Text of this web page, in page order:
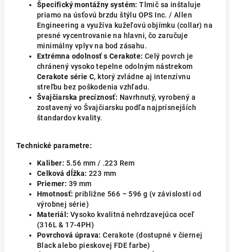
Špecifický montážny systém: Tlmič sa inštaluje
priamo na úsťovú brzdu štýlu OPS Inc. / Allen
Engineering a využíva kužeľovú objímku (collar) na
presné vycentrovanie na hlavni, čo zaručuje
minimálny vplyv na bod zásahu.
Extrémna odolnosť s Cerakote: Celý povrch je
chránený vysoko tepelne odolným nástrekom
Cerakote série C, ktorý zvládne aj intenzívnu
streľbu bez poškodenia vzhľadu.
Švajčiarska precíznosť: Navrhnutý, vyrobený a
zostavený vo Švajčiarsku podľa najprísnejších
štandardov kvality.
Technické parametre:
Kaliber: 5.56 mm / .223 Rem
Celková dĺžka: 223 mm
Priemer: 39 mm
Hmotnosť: približne 566 – 596 g (v závislosti od
výrobnej série)
Materiál: Vysoko kvalitná nehrdzavejúca oceľ
(316L & 17-4PH)
Povrchová úprava: Cerakote (dostupné v čiernej
Black alebo pieskovej FDE farbe)